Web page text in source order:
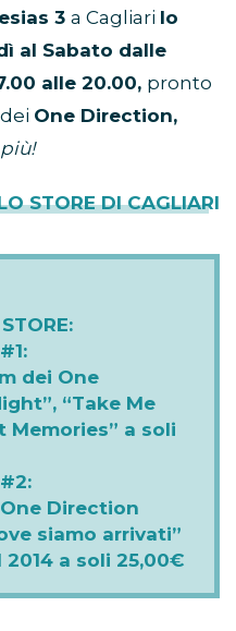
3 a Cagliari lo
al Sabato dalle
alle 20.00, pronto
dei One Direction,
STORE DI CAGLIARI
dei One
“Take Me
Memories” a soli
Direction
siamo arrivati”
a soli 25,00€